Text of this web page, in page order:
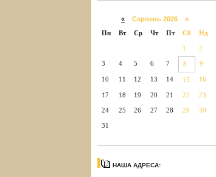
« Серпень 2026 »
Пн
Вт Ср Чт Пт Сб Нд
1 2
3 4 5 6 7 8 9
10 11 12 13 14 15 16
17 18 19 20 21 22 23
24 25 26 27 28 29 30
31
НАША АДРЕСА: